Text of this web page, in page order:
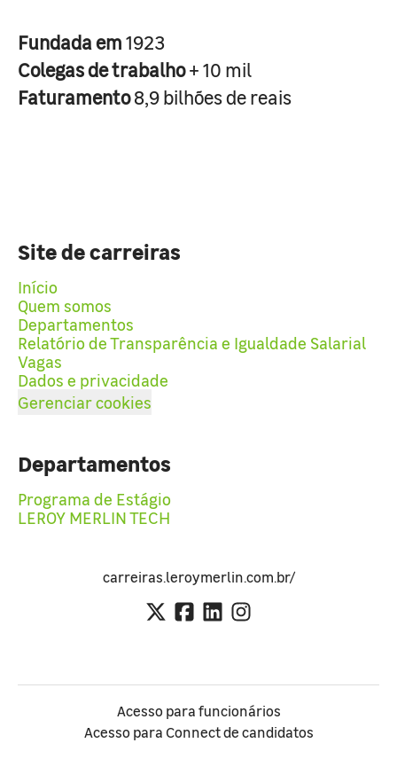
Fundada em1923
Colegas de trabalho+ 10 mil
Faturamento8,9 bilhões de reais
Site de carreiras
Início
Quem somos
Departamentos
Relatório de Transparência e Igualdade Salarial
Vagas
Dados e privacidade
Gerenciar cookies
Departamentos
Programa de Estágio
LEROY MERLIN TECH
carreiras.leroymerlin.com.br/
Acesso para funcionários
Acesso para Connect de candidatos